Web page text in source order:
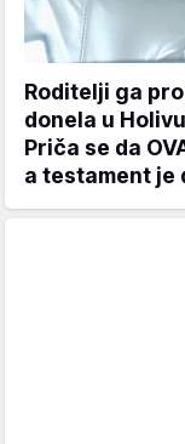
Roditelji ga
donela u
Priča se da
a testament je